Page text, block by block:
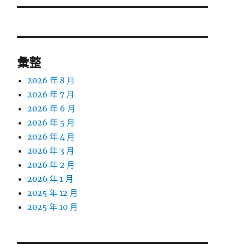
文
彙整
2026 年 8 月
2026 年 7 月
2026 年 6 月
2026 年 5 月
2026 年 4 月
2026 年 3 月
2026 年 2 月
2026 年 1 月
2025 年 12 月
2025 年 10 月